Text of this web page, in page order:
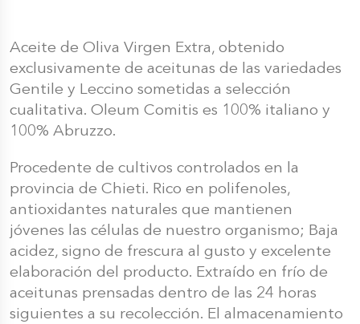
Aceite de Oliva Virgen Extra, obtenido
exclusivamente de aceitunas de las variedades
Gentile y Leccino sometidas a selección
cualitativa. Oleum Comitis es 100% italiano y
100% Abruzzo.
Procedente de cultivos controlados en la
provincia de Chieti. Rico en polifenoles,
antioxidantes naturales que mantienen
jóvenes las células de nuestro organismo; Baja
acidez, signo de frescura al gusto y excelente
elaboración del producto. Extraído en frío de
aceitunas prensadas dentro de las 24 horas
siguientes a su recolección. El almacenamiento